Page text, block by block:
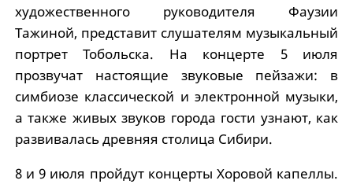
художественного руководителя Фаузии
Тажиной, представит слушателям музыкальный
портрет Тобольска. На концерте 5 июля
прозвучат настоящие звуковые пейзажи: в
симбиозе классической и электронной музыки,
а также живых звуков города гости узнают, как
развивалась древняя столица Сибири.
8 и 9 июля пройдут концерты Хоровой капеллы.